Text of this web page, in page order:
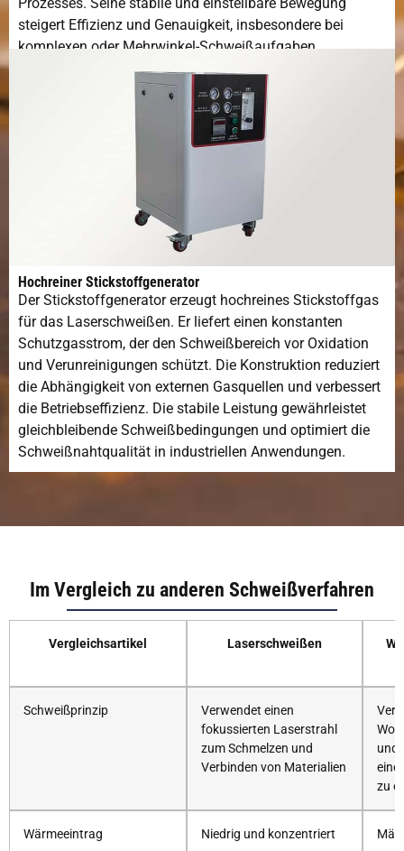
steigert Effizienz und Genauigkeit, insbesondere bei
komplexen oder Mehrwinkel-Schweißaufgaben.
Hochreiner Stickstoffgenerator
Der Stickstoffgenerator erzeugt hochreines Stickstoffgas
für das Laserschweißen. Er liefert einen konstanten
Schutzgasstrom, der den Schweißbereich vor Oxidation
und Verunreinigungen schützt. Die Konstruktion reduziert
die Abhängigkeit von externen Gasquellen und verbessert
die Betriebseffizienz. Die stabile Leistung gewährleistet
gleichbleibende Schweißbedingungen und optimiert die
Schweißnahtqualität in industriellen Anwendungen.
Im Vergleich zu anderen Schweißverfahren
Vergleichsartikel Laserschweißen
Schweißprinzip
Verwendet einen
fokussierten Laserstrahl
zum Schmelzen und
Verbinden von Materialien
und
zu
Wärmeeintrag Niedrig und konzentriert